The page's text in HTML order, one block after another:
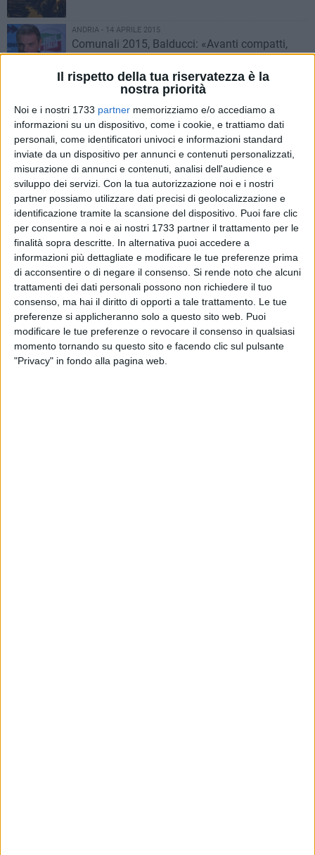
Il rispetto della tua riservatezza è la
nostra priorità
Noi e i nostri 1733 partner memorizziamo e/o accediamo a
informazioni su un dispositivo, come i cookie, e trattiamo dati
personali, come identificatori univoci e informazioni standard
inviate da un dispositivo per annunci e contenuti personalizzati,
misurazione di annunci e contenuti, analisi dell'audience e
sviluppo dei servizi. Con la tua autorizzazione noi e i nostri
partner possiamo utilizzare dati precisi di geolocalizzazione e
identificazione tramite la scansione del dispositivo. Puoi fare clic
per consentire a noi e ai nostri 1733 partner il trattamento per le
finalità sopra descritte. In alternativa puoi accedere a
informazioni più dettagliate e modificare le tue preferenze prima
di acconsentire o di negare il consenso. Si rende noto che alcuni
trattamenti dei dati personali possono non richiedere il tuo
consenso, ma hai il diritto di opporti a tale trattamento. Le tue
preferenze si applicheranno solo a questo sito web. Puoi
modificare le tue preferenze o revocare il consenso in qualsiasi
momento tornando su questo sito e facendo clic sul pulsante
"Privacy" in fondo alla pagina web.
ANDRIA - 14 APRILE 2015
Comunali 2015, Balducci: «Avanti compatti,
dagli altri nessuna proposta»
ANDRIA - 13 APRILE 2015
Comunali 2015, Lullo: «Proseguire in questo
percorso»
ANDRIA - 13 APRILE 2015
Comunali 2015, Fortunato: «La storica pineta
abbandonata»
ANDRIA - 13 APRILE 2015
Comunali 2015, Balducci: «Forza Italia primo
partito»
ANDRIA - 13 APRILE 2015
Regionali 2015, Vitali: «Aspettiamo la risposta
della Poli Bortone»
ANDRIA - 12 APRILE 2015
Comunali 2015, Andria in Movimento con